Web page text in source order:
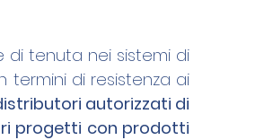
di tenuta nei sistemi di
termini di resistenza ai
autorizzati di
progetti con prodotti